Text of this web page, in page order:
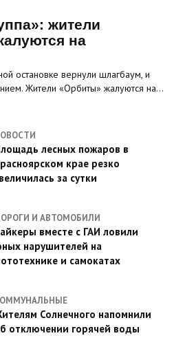
жители
на
остановке вернули шлагбаум, и
Жители «Орбиты» жалуются на…
лесных пожаров в
крае резко
за сутки
И АВТОМОБИЛИ
вместе с ГАИ ловили
нарушителей на
и самокатах
Солнечного напомнили
отключении горячей воды